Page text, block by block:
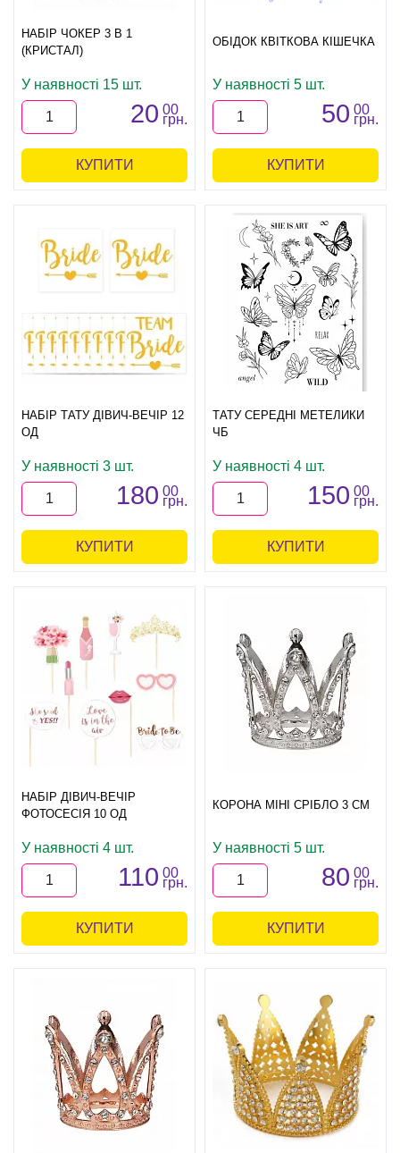
НАБІР ЧОКЕР 3 В 1
(КРИСТАЛ)
У наявності 15 шт.
20 00
грн.
КУПИТИ
ОБІДОК КВІТКОВА КІШЕЧКА
У наявності 5 шт.
50 00
грн.
КУПИТИ
НАБІР ТАТУ ДІВИЧ-ВЕЧІР 12
ОД
У наявності 3 шт.
180 00
грн.
КУПИТИ
ТАТУ СЕРЕДНІ МЕТЕЛИКИ
ЧБ
У наявності 4 шт.
150 00
грн.
КУПИТИ
НАБІР ДІВИЧ-ВЕЧІР
ФОТОСЕСІЯ 10 ОД
У наявності 4 шт.
110 00
грн.
КУПИТИ
КОРОНА МІНІ СРІБЛО 3 СМ
У наявності 5 шт.
80 00
грн.
КУПИТИ